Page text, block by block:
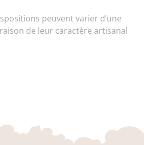
peuvent varier d’une
de leur caractère artisanal